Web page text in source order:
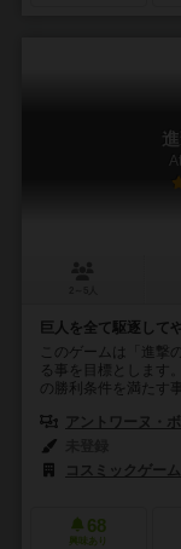
巨人を全て駆逐して
このゲームは「進撃
る事を目標とします
の勝利条件を満たす
アントワーヌ・
コスミックゲー
68
興味あり